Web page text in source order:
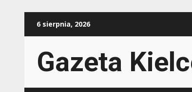
6 sierpnia, 2026
Gazeta